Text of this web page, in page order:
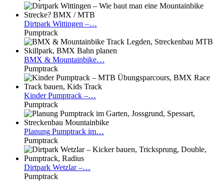
Dirtpark Wittingen –…
Pumptrack
BMX & Mountainbike…
Pumptrack
KinderPumptrack –…
Pumptrack
Planung Pumptrack im…
Pumptrack
Dirtpark Wetzlar –…
Pumptrack